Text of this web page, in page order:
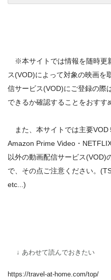
※本サイトでは情報を随時更
ス(VOD)によって対象の映画を
信サービス(VOD)にご登録の際
できるか確認することをおす
また、本サイトでは主要VOD
Amazon Prime Video・
以外の動画配信サービス(VOD)
で、その点ご注意ください。
etc...)
↓ あわせて読んでおきたい
https://travel-at-home.com/top/